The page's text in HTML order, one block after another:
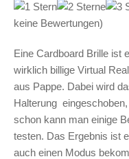
keine Bewertungen)
Eine Cardboard Brille ist
wirklich billige Virtual
aus Pappe. Dabei wird
Halterung
schon kann man einige
testen. Das Ergebnis ist
auch einen Modus